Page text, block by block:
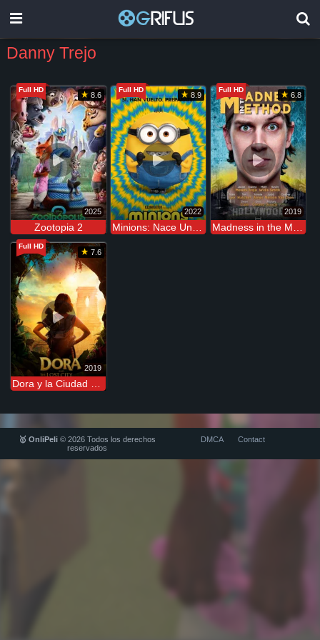
Danny Trejo
8.6
Zootopia 2
2025
Full HD
8.9
2022
Full HD
6.8
2019
Full HD
7.6
2019
Full HD
🥇 OnliPeli © 2026 Todos los derechos
reservados
DMCA Contact